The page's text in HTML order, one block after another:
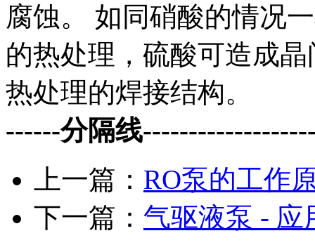
腐蚀。 如同硝酸的情况
的热处理，硫酸可造成
热处理的焊接结构。
------分隔线
上一篇： RO泵的工作
下一篇： 气驱液泵 - 应